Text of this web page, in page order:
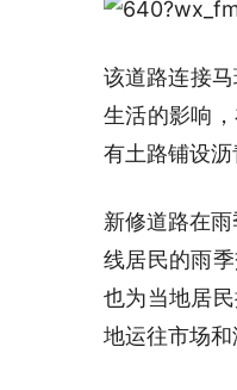
该道路连接
生活的影响
有土路铺设沥
新修道路在
线居民的雨
也为当地居
地运往市场